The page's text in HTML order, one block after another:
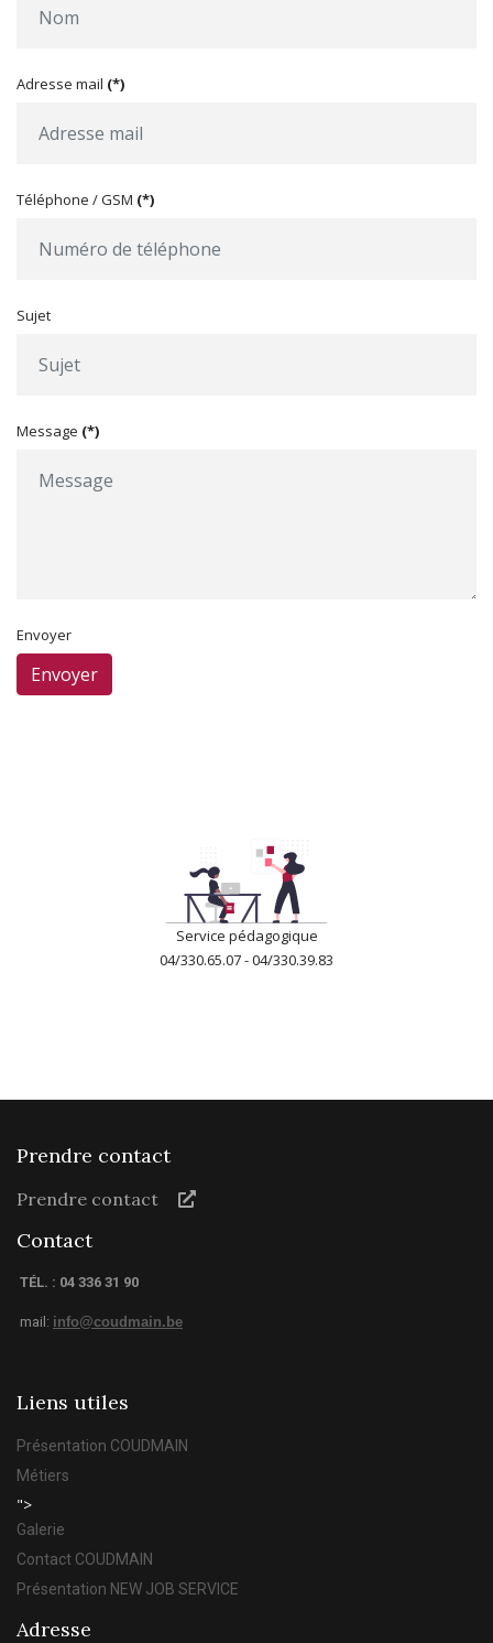
Adresse mail (*)
Téléphone / GSM (*)
Sujet
Message (*)
Envoyer
Envoyer
Service pédagogique
04/330.65.07 - 04/330.39.83
Prendre contact
Prendre contact
Contact
TÉL. : 04 336 31 90
mail: info@coudmain.be
Liens utiles
Présentation COUDMAIN
Métiers
">
Galerie
Contact COUDMAIN
Présentation NEW JOB SERVICE
Adresse